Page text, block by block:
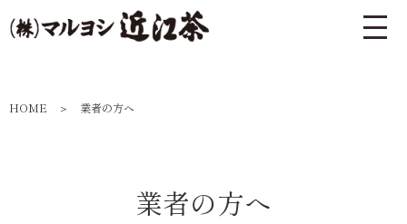
HOME 業者の方へ
業者の方へ